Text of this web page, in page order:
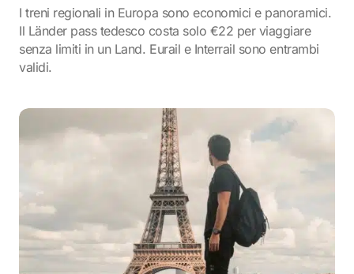
I treni regionali in Europa sono economici e panoramici.
Il Länder pass tedesco costa solo €22 per viaggiare
senza limiti in un Land. Eurail e Interrail sono entrambi
validi.